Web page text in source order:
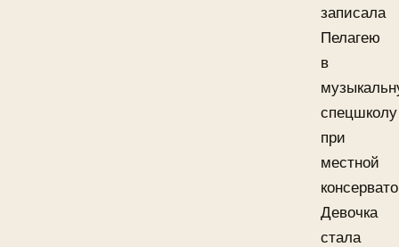
записала
Пелагею
в
спецшколу
при
местной
Девочка
стала